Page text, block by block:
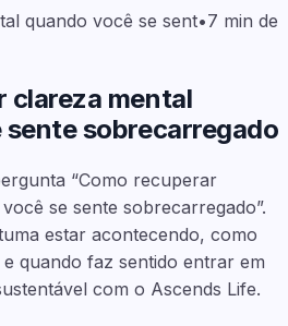
quando você se sent•7 min de
clareza mental
sente sobrecarregado
“Como recuperar
se sente sobrecarregado”.
estar acontecendo, como
quando faz sentido entrar em
com o Ascends Life.